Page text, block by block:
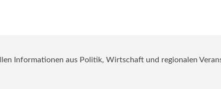
Informationen aus Politik, Wirtschaft und regionalen